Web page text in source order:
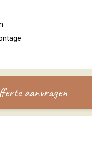
aanvragen